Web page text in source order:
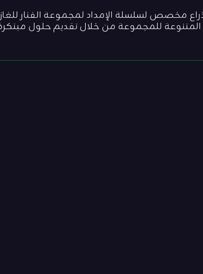
في عام 2019، تعمل كذراع مخصص لسلسلة الإمداد لمجموعة الفنار
المتنوعة للمجموعة من خلال تقديم حلول مبتكرة